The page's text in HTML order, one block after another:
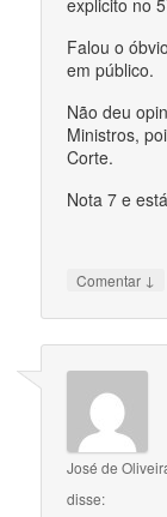
explicito no
Falou o
em público.
Não deu
Ministros,
Corte.
Nota 7 e
Comentar ↓
José de
disse: